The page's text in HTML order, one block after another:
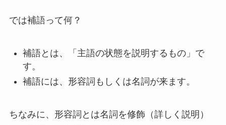
では補語って何？
補語とは、「主語の状態を説明するもの」で
す。
補語には、形容詞もしくは名詞が来ます。
ちなみに、形容詞とは名詞を修飾（詳しく説明）